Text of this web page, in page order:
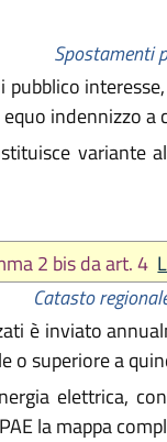
Spostamenti
pubblico
indennizzo a
variante
2 bis da art. 4
Catasto
è inviato
o superiore a
elettrica,
la mappa